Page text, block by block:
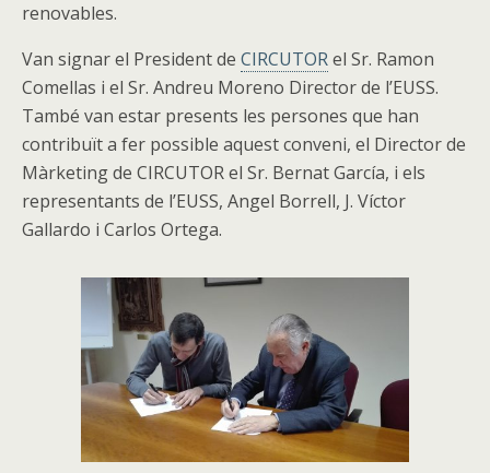
renovables.
Van signar el President de CIRCUTORel Sr. Ramon
Comellas i el Sr. Andreu Moreno Director de l’EUSS.
També van estar presents les persones que han
contribuït a fer possible aquest conveni, el Director de
Màrketing de CIRCUTOR el Sr. Bernat García, i els
representants de l’EUSS, Angel Borrell, J. Víctor
Gallardo i Carlos Ortega.